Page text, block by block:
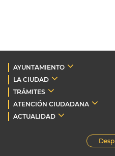
AYUNTAMIENTO
LA CIUDAD
TRÁMITES
ATENCIÓN CIUDADANA
ACTUALIDAD